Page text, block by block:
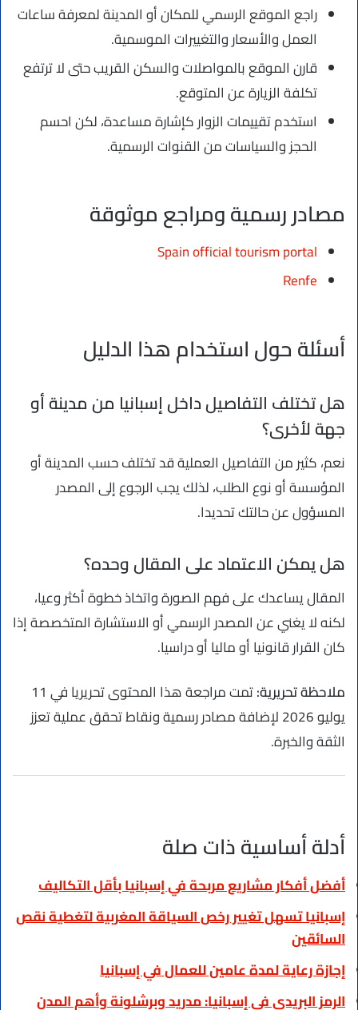
راجع الموقع الرسمي للمكان أو المدينة لمعرفة ساعات
العمل والأسعار والتغييرات الموسمية.
قارن الموقع بالمواصلات والسكن القريب حتى لا ترتفع
تكلفة الزيارة عن المتوقع.
استخدم تقييمات الزوار كإشارة مساعدة، لكن احسم
الحجز والسياسات من القنوات الرسمية.
مصادر رسمية ومراجع موثوقة
Spain official tourism portal
Renfe
أسئلة حول استخدام هذا الدليل
هل تختلف التفاصيل داخل إسبانيا من مدينة أو
جهة لأخرى؟
نعم، كثير من التفاصيل العملية قد تختلف حسب المدينة أو
المؤسسة أو نوع الطلب، لذلك يجب الرجوع إلى المصدر
المسؤول عن حالتك تحديدا.
هل يمكن الاعتماد على المقال وحده؟
المقال يساعدك على فهم الصورة واتخاذ خطوة أكثر وعيا،
لكنه لا يغني عن المصدر الرسمي أو الاستشارة المتخصصة إذا
كان القرار قانونيا أو ماليا أو دراسيا.
ملاحظة تحريرية:
تمت مراجعة هذا المحتوى تحريريا في 11
يوليو 2026 لإضافة مصادر رسمية ونقاط تحقق عملية تعزز
الثقة والخبرة.
أدلة أساسية ذات صلة
أفضل أفكار مشاريع مربحة في إسبانيا بأقل التكاليف
إسبانيا تسهل تغيير رخص السياقة المغربية لتغطية نقص
السائقين
إجازة رعاية لمدة عامين للعمال في إسبانيا
الرمز البريدي في إسبانيا: مدريد وبرشلونة وأهم المدن